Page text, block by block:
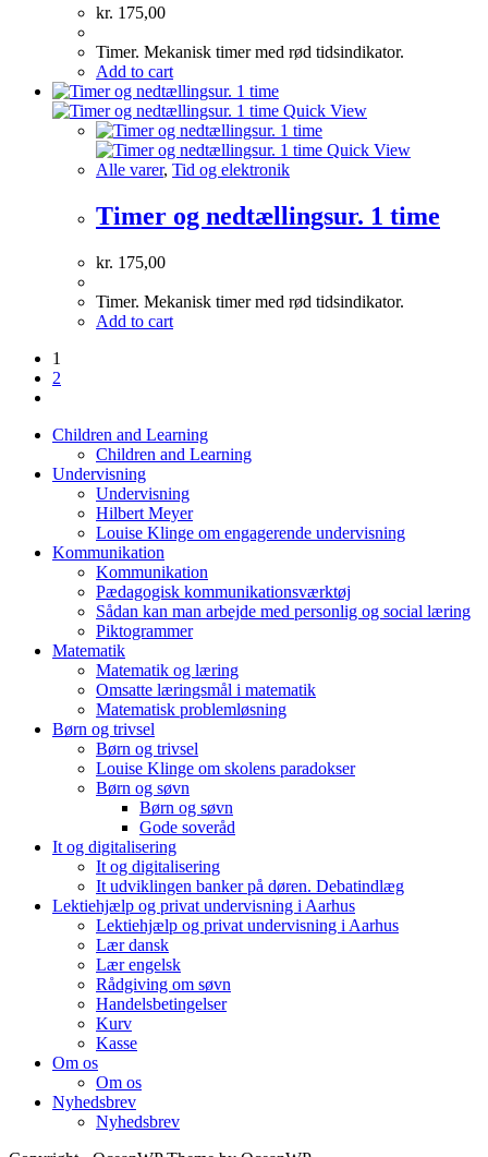
kr. 175,00
Timer. Mekanisk timer med rød tidsindikator.
Add to cart
Quick View
Quick View
Alle varer, Tid og elektronik
Timer og nedtællingsur. 1 time
kr. 175,00
Timer. Mekanisk timer med rød tidsindikator.
Add to cart
1
2
Children and Learning
Children and Learning
Undervisning
Undervisning
Hilbert Meyer
Louise Klinge om engagerende undervisning
Kommunikation
Kommunikation
Pædagogisk kommunikationsværktøj
Sådan kan man arbejde med personlig og social læring
Piktogrammer
Matematik
Matematik og læring
Omsatte læringsmål i matematik
Matematisk problemløsning
Børn og trivsel
Børn og trivsel
Louise Klinge om skolens paradokser
Børn og søvn
Børn og søvn
Gode soveråd
It og digitalisering
It og digitalisering
It udviklingen banker på døren. Debatindlæg
Lektiehjælp og privat undervisning i Aarhus
Lektiehjælp og privat undervisning i Aarhus
Lær dansk
Lær engelsk
Rådgiving om søvn
Handelsbetingelser
Kurv
Kasse
Om os
Om os
Nyhedsbrev
Nyhedsbrev